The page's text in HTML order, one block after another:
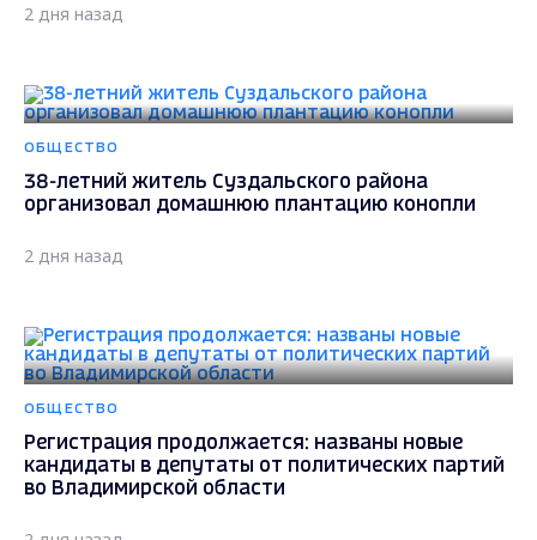
2 дня назад
ОБЩЕСТВО
38-летний житель Суздальского района
организовал домашнюю плантацию конопли
2 дня назад
ОБЩЕСТВО
Регистрация продолжается: названы новые
кандидаты в депутаты от политических партий
во Владимирской области